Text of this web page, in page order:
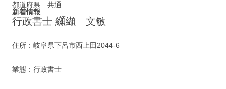
都道府県 共通
新着情報
行政書士 纐纈 文敏
住所：岐阜県下呂市西上田2044‐6
業態：行政書士